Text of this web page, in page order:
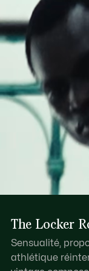
et détachable
Fermeture du
Rayures
Crocodile ton
The Locker
Sensualité,
athlétique